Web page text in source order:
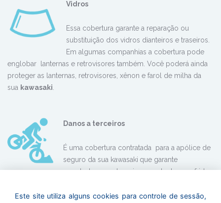
Vidros
Essa cobertura garante a reparação ou
substituição dos vidros dianteiros e traseiros.
Em algumas companhias a cobertura pode
englobar lanternas e retrovisores também. Você poderá ainda
proteger as lanternas, retrovisores, xênon e farol de milha da
sua kawasaki
Danos a terceiros
É uma cobertura contratada para a apólice de
seguro da sua kawasaki que garante
reembolso para terceiros que tenham sofrido
benefício será concedido pela seguradora em caso de sinistro
Este site utiliza alguns cookies para controle de sessão,